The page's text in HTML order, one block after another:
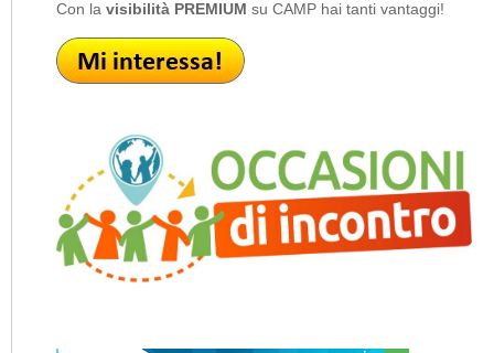
Con la visibilità PREMIUM su CAMP hai tanti vantaggi!